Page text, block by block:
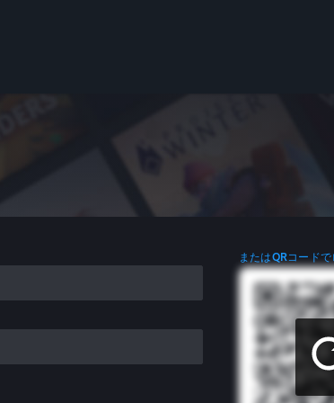
またはQRコード